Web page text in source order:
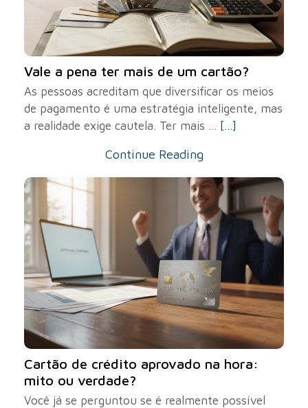
Vale a pena ter mais de um cartão?
As pessoas acreditam que diversificar os meios
de pagamento é uma estratégia inteligente, mas
a realidade exige cautela. Ter mais ... [...]
Continue Reading
Cartão de crédito aprovado na hora:
mito ou verdade?
Você já se perguntou se é realmente possível